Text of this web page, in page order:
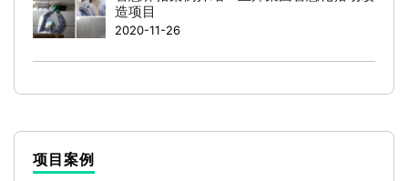
造项目
2020-11-26
项目案例